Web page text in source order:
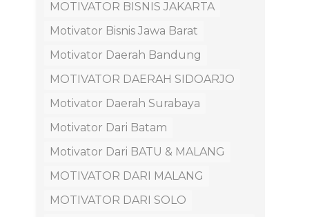
MOTIVATOR BISNIS JAKARTA
Motivator Bisnis Jawa Barat
Motivator Daerah Bandung
MOTIVATOR DAERAH SIDOARJO
Motivator Daerah Surabaya
Motivator Dari Batam
Motivator Dari BATU & MALANG
MOTIVATOR DARI MALANG
MOTIVATOR DARI SOLO